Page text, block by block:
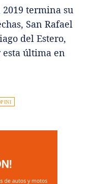
termina su
San Rafael
del Estero,
esta última en